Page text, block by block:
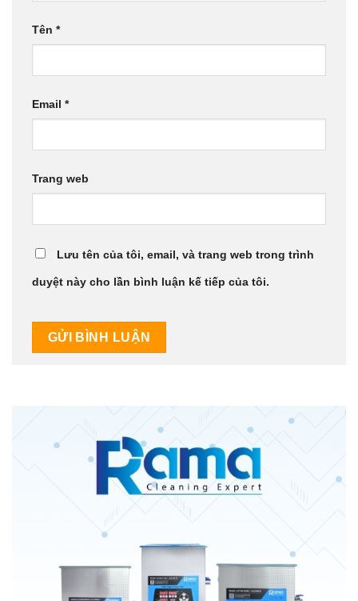
Tên *
Email *
Trang web
Lưu tên của tôi, email, và trang web trong trình
duyệt này cho lần bình luận kế tiếp của tôi.